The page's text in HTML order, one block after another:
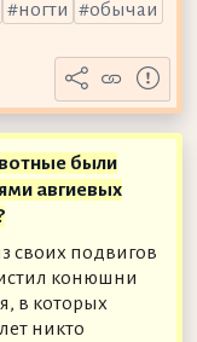
ногти
обычаи
были
авгиевых
своих подвигов
конюшни
в которых
никто